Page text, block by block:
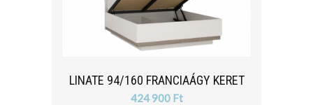
LINATE 94/160 FRANCIAÁGY KERET
424 900 Ft